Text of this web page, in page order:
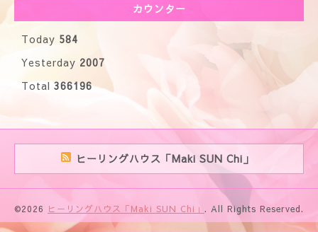
カウンター
Today 584
Yesterday 2007
Total366196
ヒーリングハウス「Maki SUN Chi」
©2026 ヒーリングハウス「Maki SUN Chi」 . All Rights Reserved.